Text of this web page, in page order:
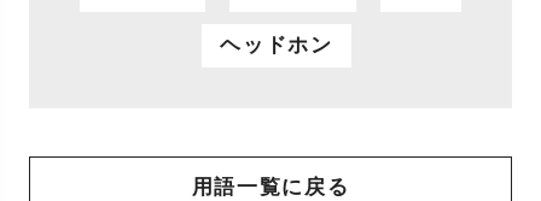
ヘッドホン
用語一覧に戻る